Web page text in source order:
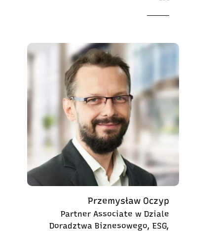
Przemysław Oczyp
Partner Associate w Dziale
Doradztwa Biznesowego, ESG,